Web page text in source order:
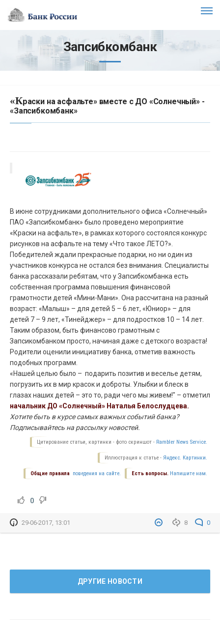
Запсибкомбанк
«Краски на асфальте» вместе с ДО «Солнечный» -
«Запсибкомбанк»
В июне сотрудниками дополнительного офиса «Солнечный»
ПАО «Запсибкомбанк» было проведено мероприятие
«Краски на асфальте», в рамках которого состоялся конкурс
рисунков на асфальте на тему «Что такое ЛЕТО?».
Победителей ждали прекрасные подарки, но ни один из
участников конкурса не остался без внимания. Специалисты
банка рассказали ребятам, что у Запсибкомбанка есть
собственная программа повышения финансовой
грамотности детей «Мини-Мани». Она рассчитана на разный
возраст: «Малыш» – для детей 5 – 6 лет, «Юниор» – для
детей 7 – 9 лет, «Тинейджер» – для подростков 10 – 14 лет.
Таким образом, быть финансово грамотным с
Запсикомбанком просто, начиная даже с детского возраста!
Родители оценили инициативу банка, отметив важность
подобных программ.
«Нашей целью было – подарить позитив и веселье детям,
погрузить их в мир красок и доброты. Улыбки и блеск в
глазах наших детей – это то, ради чего мы живем!" – отметил
начальник ДО «Солнечный» Наталья Белослудцева.
Хотите быть в курсе самых важных событий банка?
Подписывайтесь на рассылку новостей.
Цитирование статьи, картинки - фото скриншот - Rambler News Service.
Иллюстрация к статье - Яндекс. Картинки.
Есть вопросы. Напишите нам.
Общие правила поведения на сайте.
0
8 0
29-06-2017, 13:01
ДРУГИЕ НОВОСТИ